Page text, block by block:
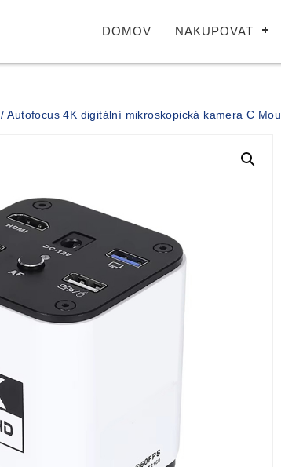
DOMOV NAKUPOVAT
/ Autofocus 4K digitální mikroskopická kamera C